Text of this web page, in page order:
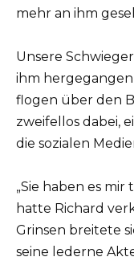
mehr an ihm
Unsere
ihm
flogen über den
zweifellos dabei,
die sozialen
„Sie haben es mir
hatte Richard
Grinsen breitete
seine lederne